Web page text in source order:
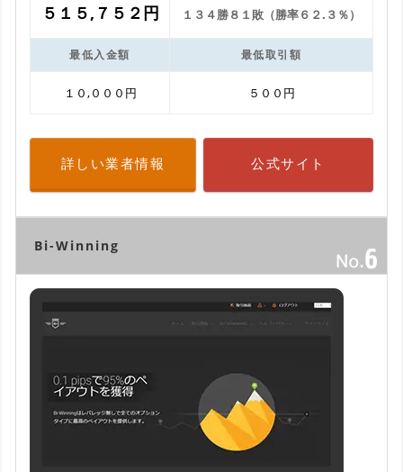
５１５,７５２円 １３４勝８１敗（勝率６２.３％）
最低入金額 最低取引額
１０,０００円 ５００円
詳しい業者情報 公式サイト
Bi-Winning